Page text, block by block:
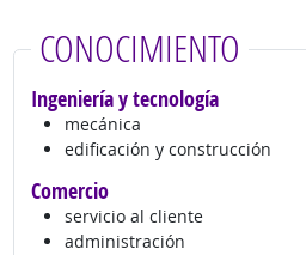
CONOCIMIENTO
Ingeniería y tecnología
mecánica
edificación y construcción
Comercio
servicio al cliente
administración